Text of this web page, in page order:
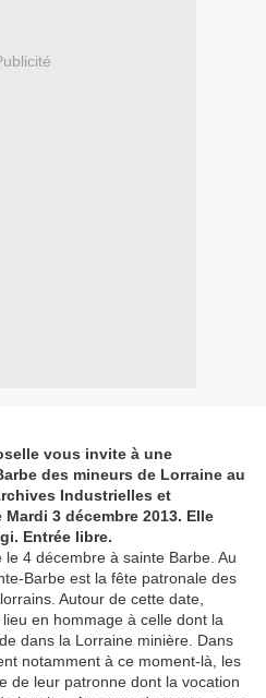
vous invite à une
des mineurs de Lorraine au
Industrielles et
3 décembre 2013. Elle
Entrée libre.
4 décembre à sainte Barbe. Au
Barbe est la fête patronale des
Autour de cette date,
en hommage à celle dont la
dans la Lorraine minière. Dans
notamment à ce moment-là, les
de leur patronne dont la vocation